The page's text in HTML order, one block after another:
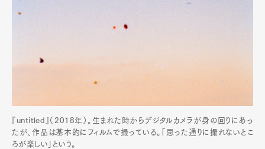
『untitled』（2018年）。生まれた時からデジタルカメラが身の回りにあっ
たが、作品は基本的にフィルムで撮っている。「思った通りに撮れないとこ
ろが楽しい」という。